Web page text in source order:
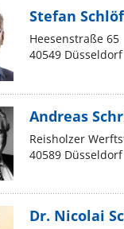
Stefan
Heesenstraße 65
40549 Düsseldorf
Andreas
Reisholzer
40589 Düsseldorf
Dr. Nicolai